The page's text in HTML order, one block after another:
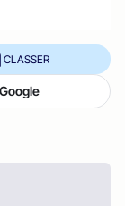
CLASSER